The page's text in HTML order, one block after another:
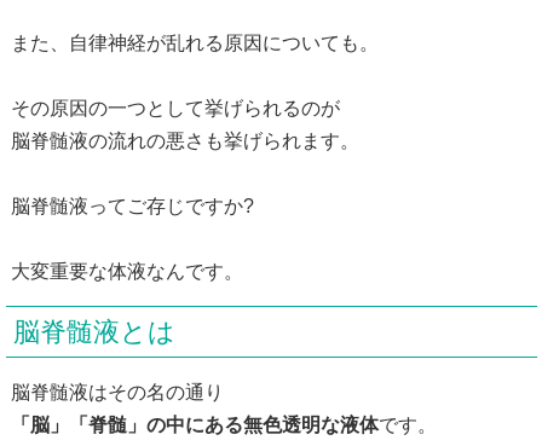
また、自律神経が乱れる原因についても。
その原因の一つとして挙げられるのが
脳脊髄液の流れの悪さも挙げられます。
脳脊髄液ってご存じですか?
大変重要な体液なんです。
脳脊髄液とは
脳脊髄液はその名の通り
「脳」「脊髄」の中にある無色透明な液体です。